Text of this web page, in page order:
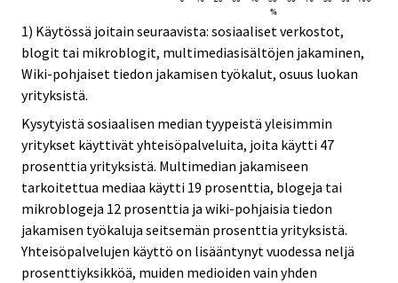
1) Käytössä joitain seuraavista: sosiaaliset verkostot,
blogit tai mikroblogit, multimediasisältöjen jakaminen,
Wiki-pohjaiset tiedon jakamisen työkalut, osuus luokan
yrityksistä.
Kysytyistä sosiaalisen median tyypeistä yleisimmin
yritykset käyttivät yhteisöpalveluita, joita käytti 47
prosenttia yrityksistä. Multimedian jakamiseen
tarkoitettua mediaa käytti 19 prosenttia, blogeja tai
mikroblogeja 12 prosenttia ja wiki-pohjaisia tiedon
jakamisen työkaluja seitsemän prosenttia yrityksistä.
Yhteisöpalvelujen käyttö on lisääntynyt vuodessa neljä
prosenttiyksikköä, muiden medioiden vain yhden